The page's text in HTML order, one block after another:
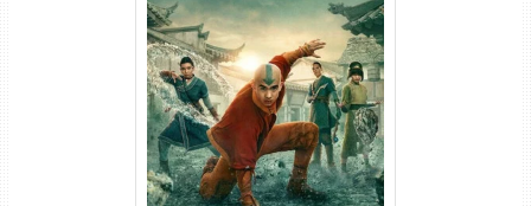
Avatar: O Último Mestre do
Ar 2ª Temporada Torrent
(2026) WEB-DL 1080p Dual
Áudio